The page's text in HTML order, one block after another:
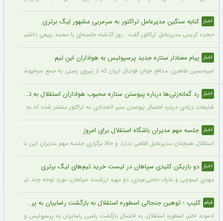
اخبار کنایه سنگین مدیرعامل تراکتور به سرمربی مشهور لیگ برتری
حجت کریمی مدیرعامل تراکتور گفت : روز گذشته جلسه‌ای با محمد ربیعی داشتیم که جا
اخبار پیام معنادار ستاره جدید پرسپولیس به هواداران این تیم
امیرحسین طاهری، مدافع جوان فوتبال ایران که از نیروی زمینی به جمع سرخپوشان
اخبار رد گمانه‌زنی‌ها درباره پیوستن ستاره محبوب هواداران استقلال به تراکتور
شایعات زیادی درباره احتمال پیوستن منیر الحدادی به تراکتور منتشر شده که به نظر
اخبار جلسه مهم مدیران باشگاه استقلال برای امروز
استقلال همچنان مدیرعامل قطعی ندارد و حالا برگزاری جلسه مهم مدیران این باشگاه
اخبار دو بازیکن کلیدی سپاهان در لیست خرید تیم‌های لیگ برتری
مهدی لیموچی و عارف حاجی‌عیدی، دو مهره ارزشمند سپاهان، مورد توجه چند تیم لیگ
فیلم کلیپ ؛ توهین جنجالی اسطوره استقلال به بازگشت رضاییان به پرسپولیس خبرساز شد + فیلم پربازدید
ادموند اختر، اسطوره استقلال، به احتمال بازگشت رامین رضاییان به پرسپولیس